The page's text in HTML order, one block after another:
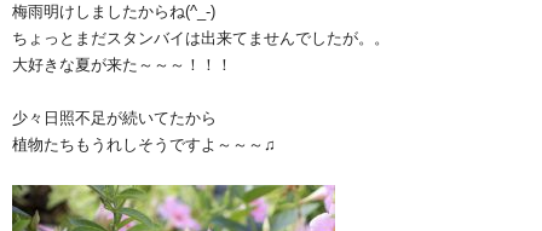
梅雨明けしましたからね(^_-)
ちょっとまだスタンバイは出来てませんでしたが。。
大好きな夏が来た～～～！！！
少々日照不足が続いてたから
植物たちもうれしそうですよ～～～♫